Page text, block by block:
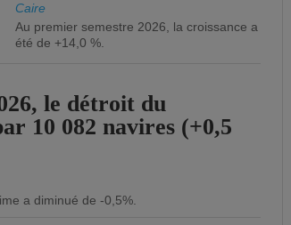
Caire
Au premier semestre 2026, la croissance a
été de +14,0 %.
le détroit du
10 082 navires (+0,5
a diminué de -0,5%.